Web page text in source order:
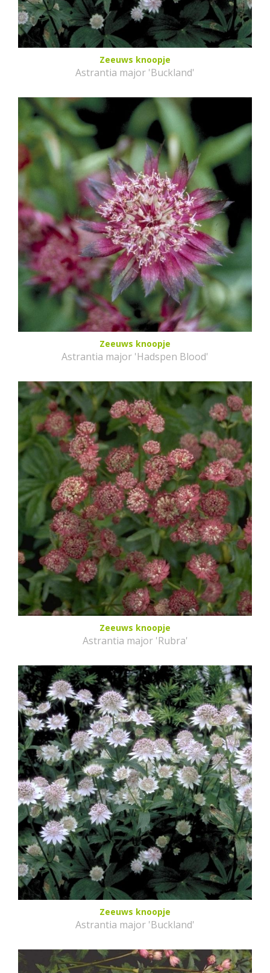
Zeeuws knoopje
Astrantia major 'Buckland'
Zeeuws knoopje
Astrantia major 'Hadspen Blood'
Zeeuws knoopje
Astrantia major 'Rubra'
Zeeuws knoopje
Astrantia major 'Buckland'